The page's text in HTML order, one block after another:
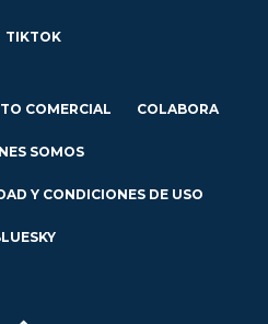
TIKTOK
COMERCIAL COLABORA
SOMOS
Y CONDICIONES DE USO